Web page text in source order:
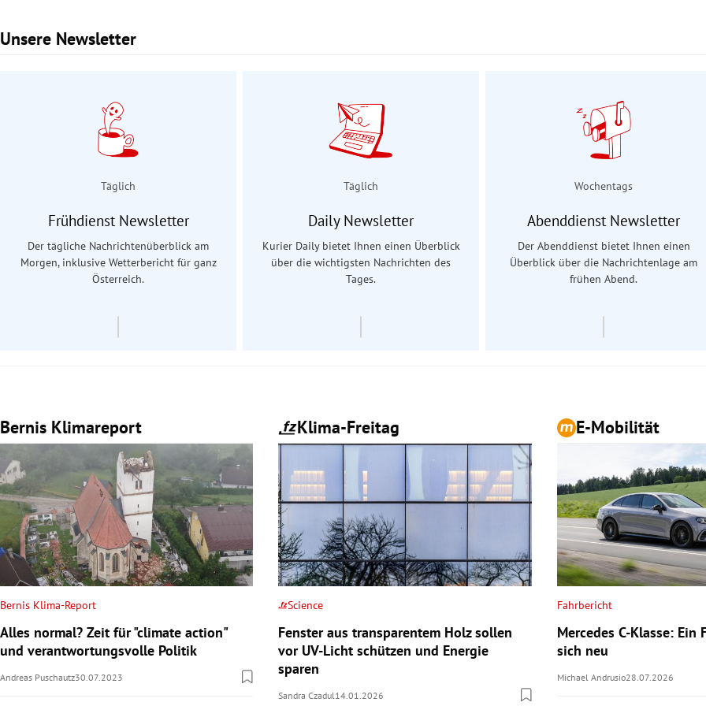
Unsere Newsletter
Slide 1 von 3
Täglich
Frühdienst Newsletter
Der tägliche Nachrichtenüberblick am
Morgen, inklusive Wetterbericht für ganz
Österreich.
Täglich
Daily Newsletter
Kurier Daily bietet Ihnen einen Überblick
über die wichtigsten Nachrichten des
Tages.
Wochentags
Abenddienst Newsletter
Der Abenddienst bietet Ihnen einen
Überblick über die Nachrichtenlage am
frühen Abend.
Bernis Klimareport
Bernis Klima-Report
Alles normal? Zeit für "climate action"
und verantwortungsvolle Politik
Andreas Puschautz30.07.2023
Klima-Freitag
Science
Fenster aus transparentem Holz sollen
vor UV-Licht schützen und Energie
sparen
Sandra Czadul 14.01.2026
E-Mobilität
Fahrbericht
Mercedes C-Klasse:
sich neu
Michael Andrusio28.07.2026